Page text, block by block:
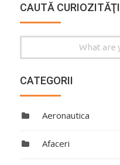
CAUTĂ CURIOZITĂŢI
for:
CATEGORII
Aeronautica
Afaceri